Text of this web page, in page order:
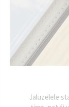
Jaluzelele